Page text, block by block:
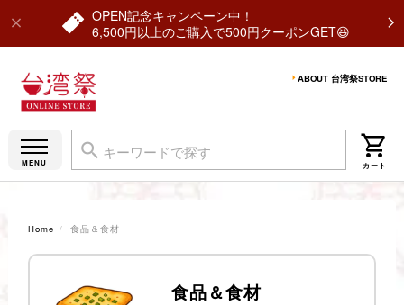
OPEN記念キャンペーン中！
6,500円以上のご購入で500円クーポンGET😆
ABOUT 台湾祭STORE
Home 食品＆食材
食品＆食材